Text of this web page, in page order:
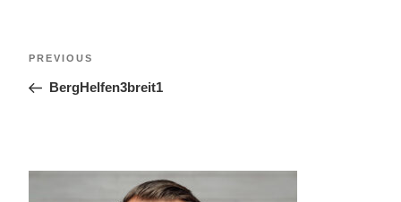
PREVIOUS
BergHelfen3breit1